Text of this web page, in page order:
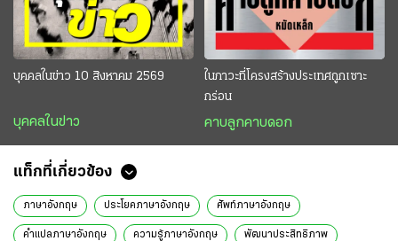
บุคคลในข่าว 10 สิงหาคม 2569
บุคคลในข่าว
ในภาวะที่โครงสร้างประเทศถูกเซาะ
กร่อน
คาบลูกคาบดอก
แท็กที่เกี่ยวข้อง
ภาษาอังกฤษ ประโยคภาษาอังกฤษ ศัพท์ภาษาอังกฤษ
คำแปลภาษาอังกฤษ ความรู้ภาษาอังกฤษ พัฒนาประสิทธิภาพ